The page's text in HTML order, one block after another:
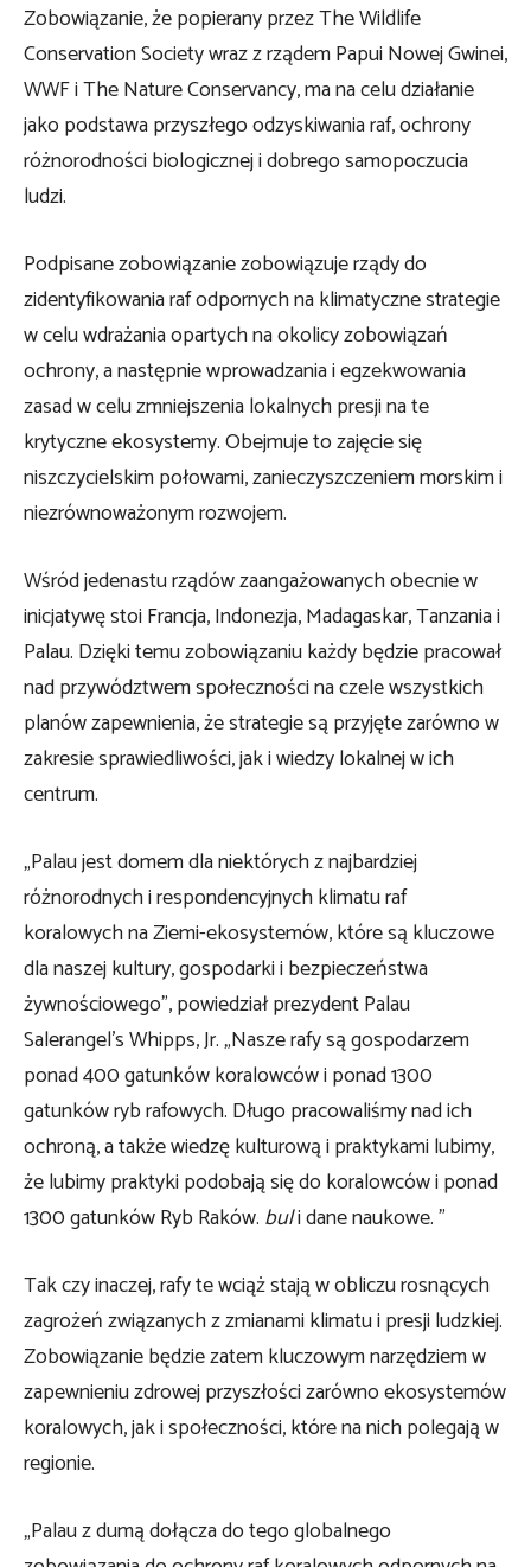
Zobowiązanie, że popierany przez The Wildlife
Conservation Society wraz z rządem Papui Nowej Gwinei,
WWF i The Nature Conservancy, ma na celu działanie
jako podstawa przyszłego odzyskiwania raf, ochrony
różnorodności biologicznej i dobrego samopoczucia
ludzi.
Podpisane zobowiązanie zobowiązuje rządy do
zidentyfikowania raf odpornych na klimatyczne strategie
w celu wdrażania opartych na okolicy zobowiązań
ochrony, a następnie wprowadzania i egzekwowania
zasad w celu zmniejszenia lokalnych presji na te
krytyczne ekosystemy. Obejmuje to zajęcie się
niszczycielskim połowami, zanieczyszczeniem morskim i
niezrównoważonym rozwojem.
Wśród jedenastu rządów zaangażowanych obecnie w
inicjatywę stoi Francja, Indonezja, Madagaskar, Tanzania i
Palau. Dzięki temu zobowiązaniu każdy będzie pracował
nad przywództwem społeczności na czele wszystkich
planów zapewnienia, że ​​strategie są przyjęte zarówno w
zakresie sprawiedliwości, jak i wiedzy lokalnej w ich
centrum.
„Palau jest domem dla niektórych z najbardziej
różnorodnych i respondencyjnych klimatu raf
koralowych na Ziemi-ekosystemów, które są kluczowe
dla naszej kultury, gospodarki i bezpieczeństwa
żywnościowego”, powiedział prezydent Palau
Salerangel’s Whipps, Jr. „Nasze rafy są gospodarzem
ponad 400 gatunków koralowców i ponad 1300
gatunków ryb rafowych. Długo pracowaliśmy nad ich
ochroną, a także wiedzę kulturową i praktykami lubimy,
że lubimy praktyki podobają się do koralowców i ponad
1300 gatunków Ryb Raków. buli dane naukowe. ”
Tak czy inaczej, rafy te wciąż stają w obliczu rosnących
zagrożeń związanych z zmianami klimatu i presji ludzkiej.
Zobowiązanie będzie zatem kluczowym narzędziem w
zapewnieniu zdrowej przyszłości zarówno ekosystemów
koralowych, jak i społeczności, które na nich polegają w
regionie.
„Palau z dumą dołącza do tego globalnego